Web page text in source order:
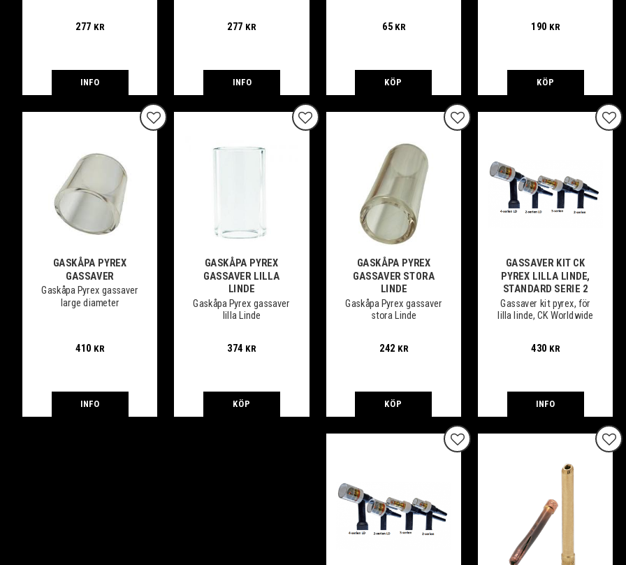
277 KR
INFO
277 KR
INFO
65KR
KÖP
190 KR
KÖP
GASKÅPA PYREX
GASSAVER
Gaskåpa Pyrex gassaver
large diameter
410 KR
Lägg till i favoriter
INFO
GASKÅPA PYREX
GASSAVER LILLA
LINDE
Gaskåpa Pyrex gassaver
lilla Linde
374 KR
Lägg till i favoriter
KÖP
GASKÅPA PYREX
GASSAVER STORA
LINDE
Gaskåpa Pyrex gassaver
stora Linde
242 KR
Lägg till i favoriter
KÖP
GASSAVER KIT CK
PYREX LILLA LINDE,
STANDARD SERIE 2
Gassaver kit pyrex, för
lilla linde, CK Worldwide
430 KR
INFO
Lägg till i favoriter